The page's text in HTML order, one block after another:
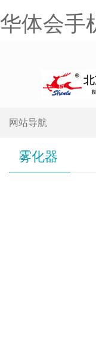
华体会手
网站导航
雾化器